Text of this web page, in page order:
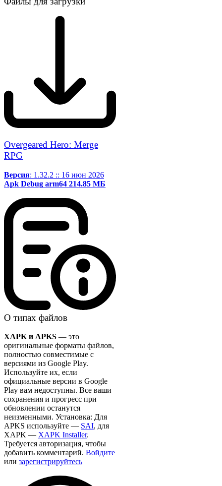
Overgeared Hero: Merge
RPG
Версия: 1.32.2 :: 16 июн 2026
Apk Debug arm64 214.85 МБ
О типах файлов
XAPK и APKS — это
оригинальные форматы файлов,
полностью совместимые с
версиями из Google Play.
Используйте их, если
официальные версии в Google
Play вам недоступны. Все ваши
сохранения и прогресс при
обновлении останутся
неизменными. Установка: Для
APKS используйте — SAI, для
XAPK — XAPK Installer.
Требуется авторизация, чтобы
добавить комментарий. Войдите
или зарегистрируйтесь